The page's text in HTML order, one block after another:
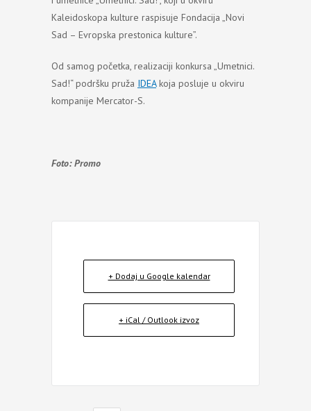
Kaleidoskopa kulture raspisuje Fondacija „Novi
Sad – Evropska prestonica kulture”.
Od samog početka, realizaciji konkursa „Umetnici.
Sad!“ podršku pruža IDEAkoja posluje u okviru
kompanije Mercator-S.
Foto: Promo
+ Dodaj u Google kalendar
+ iCal / Outlook izvoz